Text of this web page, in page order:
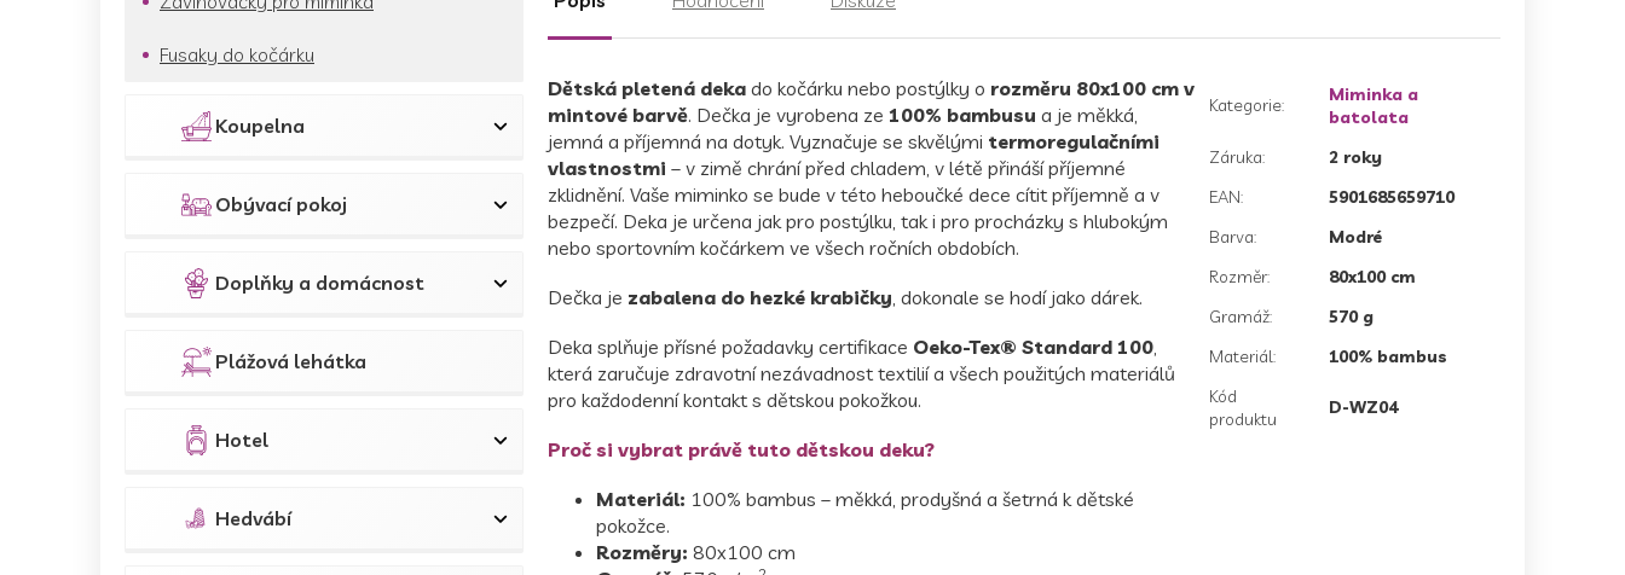
Fusaky do kočárku
Koupelna
Obývací pokoj
Doplňky a domácnost
Plážová lehátka
Hotel
Hedvábí
Dětská pletená deka do kočárku nebo postýlky o rozměru 80x100 cm v
mintové barvě. Dečka je vyrobena ze 100% bambusu a je měkká,
jemná a příjemná na dotyk. Vyznačuje se skvělými termoregulačními
vlastnostmi – v zimě chrání před chladem, v létě přináší příjemné
zklidnění. Vaše miminko se bude v této heboučké dece cítit příjemně a v
bezpečí. Deka je určena jak pro postýlku, tak i pro procházky s hlubokým
nebo sportovním kočárkem ve všech ročních obdobích.
Dečka je zabalena do hezké krabičky , dokonale se hodí jako dárek.
Deka splňuje přísné požadavky certifikace Oeko-Tex® Standard 100
která zaručuje zdravotní nezávadnost textilií a všech použitých materiálů
pro každodenní kontakt s dětskou pokožkou.
Proč si vybrat právě tuto dětskou deku?
Materiál: 100% bambus – měkká, prodyšná a šetrná k dětské
pokožce.
Rozměry: 80x100 cm
Kategorie:
Miminka a
batolata
Záruka:
2 roky
EAN:
5901685659710
Barva:
Modré
Rozměr:
80x100 cm
Gramáž:
570 g
Materiál:
100% bambus
Kód
produktu
D-WZ04